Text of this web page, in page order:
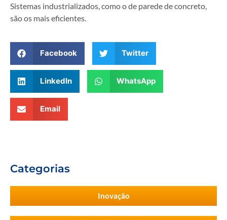
Sistemas industrializados, como o de parede de concreto,
são os mais eficientes.
Facebook Twitter
LinkedIn WhatsApp
Email
Categorias
Inovação